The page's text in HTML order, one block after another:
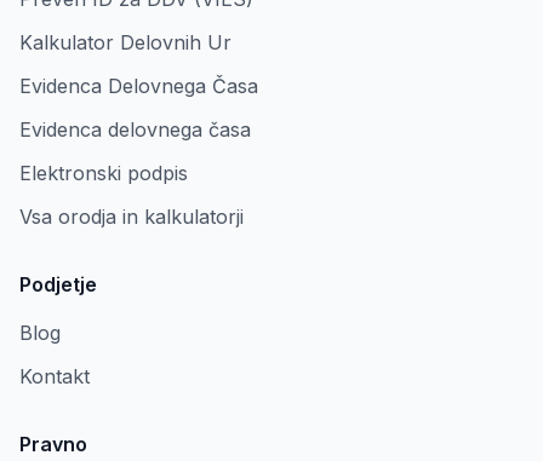
Kalkulator Delovnih Ur
Evidenca Delovnega Časa
Evidenca delovnega časa
Elektronski podpis
Vsa orodja in kalkulatorji
Podjetje
Blog
Kontakt
Pravno